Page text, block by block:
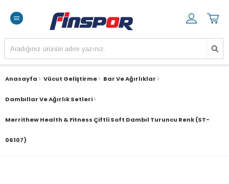
Anasayfa Vücut Geliştirme Bar Ve Ağırlıklar
Dambıllar Ve Ağırlık Setleri
Merrithew Health & Fitness Çiftli Soft Dambıl Turuncu Renk (ST-
06107)